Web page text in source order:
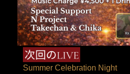
Summer Celebration Night